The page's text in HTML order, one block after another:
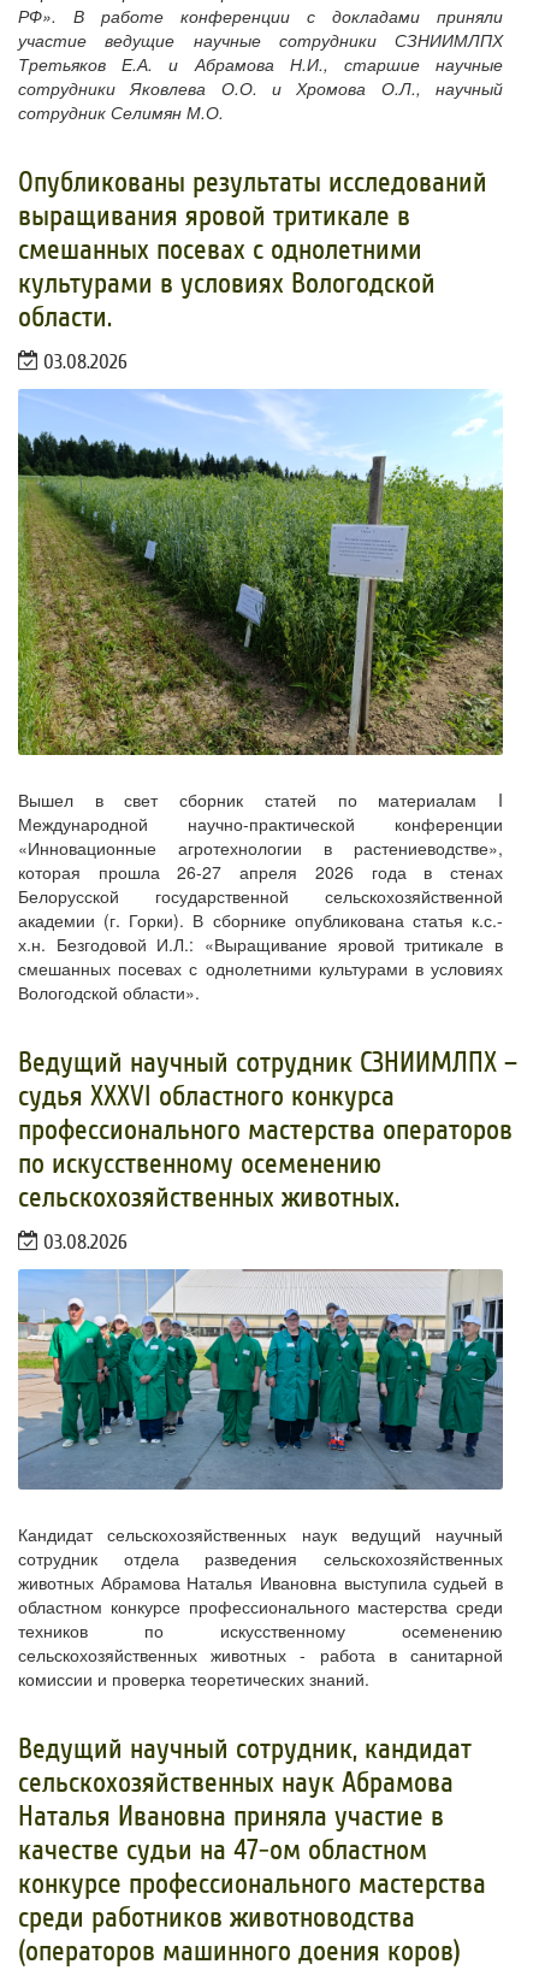
РФ». В работе конференции с докладами приняли
участие ведущие научные сотрудники СЗНИИМЛПХ
Третьяков Е.А. и Абрамова Н.И., старшие научные
сотрудники Яковлева О.О. и Хромова О.Л., научный
сотрудник Селимян М.О.
Опубликованы результаты исследований
выращивания яровой тритикале в
смешанных посевах с однолетними
культурами в условиях Вологодской
области.
03.08.2026
Вышел в свет сборник статей по материалам I
Международной научно-практической конференции
«Инновационные агротехнологии в растениеводстве»,
которая прошла 26-27 апреля 2026 года в стенах
Белорусской государственной сельскохозяйственной
академии (г. Горки). В сборнике опубликована статья к.с.-
х.н. Безгодовой И.Л.: «Выращивание яровой тритикале в
смешанных посевах с однолетними культурами в условиях
Вологодской области».
Ведущий научный сотрудник СЗНИИМЛПХ –
судья XXXVI областного конкурса
профессионального мастерства операторов
по искусственному осеменению
сельскохозяйственных животных.
03.08.2026
Кандидат сельскохозяйственных наук ведущий научный
сотрудник отдела разведения сельскохозяйственных
животных Абрамова Наталья Ивановна выступила судьей в
областном конкурсе профессионального мастерства среди
техников по искусственному осеменению
сельскохозяйственных животных - работа в санитарной
комиссии и проверка теоретических знаний.
Ведущий научный сотрудник, кандидат
сельскохозяйственных наук Абрамова
Наталья Ивановна приняла участие в
качестве судьи на 47-ом областном
конкурсе профессионального мастерства
среди работников животноводства
(операторов машинного доения коров)